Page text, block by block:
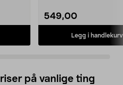
549,00
Legg i handlekurv
på vanlige ting